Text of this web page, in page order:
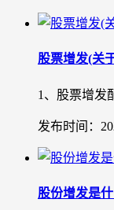
股票增发(关
1、股票增发
发布时间：
股份增发是